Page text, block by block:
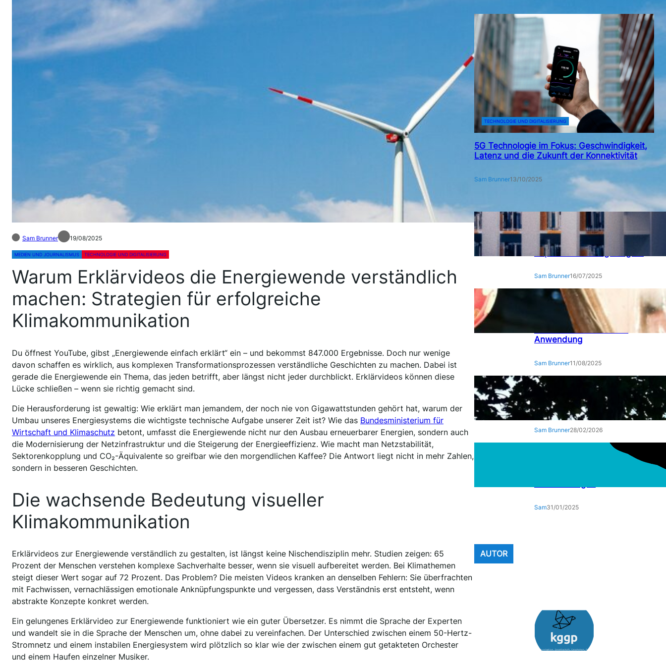
Sam Brunner 19/08/2025
MEDIEN UND JOURNALISMUS TECHNOLOGIE UND DIGITALISIERUNG
Warum Erklärvideos die Energiewende verständlich
machen: Strategien für erfolgreiche
Klimakommunikation
Du öffnest YouTube, gibst „Energiewende einfach erklärt“ ein – und bekommst 847.000 Ergebnisse. Doch nur wenige
davon schaffen es wirklich, aus komplexen Transformationsprozessen verständliche Geschichten zu machen. Dabei ist
gerade die Energiewende ein Thema, das jeden betrifft, aber längst nicht jeder durchblickt. Erklärvideos können diese
Lücke schließen – wenn sie richtig gemacht sind.
Die Herausforderung ist gewaltig: Wie erklärt man jemandem, der noch nie von Gigawattstunden gehört hat, warum der
Umbau unseres Energiesystems die wichtigste technische Aufgabe unserer Zeit ist? Wie das Bundesministerium für
Wirtschaft und Klimaschutz betont, umfasst die Energiewende nicht nur den Ausbau erneuerbarer Energien, sondern auch
die Modernisierung der Netzinfrastruktur und die Steigerung der Energieeffizienz. Wie macht man Netzstabilität,
Sektorenkopplung und CO₂-Äquivalente so greifbar wie den morgendlichen Kaffee? Die Antwort liegt nicht in mehr Zahlen,
sondern in besseren Geschichten.
Die wachsende Bedeutung visueller
Klimakommunikation
Erklärvideos zur Energiewende verständlich zu gestalten, ist längst keine Nischendisziplin mehr. Studien zeigen: 65
Prozent der Menschen verstehen komplexe Sachverhalte besser, wenn sie visuell aufbereitet werden. Bei Klimathemen
steigt dieser Wert sogar auf 72 Prozent. Das Problem? Die meisten Videos kranken an denselben Fehlern: Sie überfrachten
mit Fachwissen, vernachlässigen emotionale Anknüpfungspunkte und vergessen, dass Verständnis erst entsteht, wenn
abstrakte Konzepte konkret werden.
Ein gelungenes Erklärvideo zur Energiewende funktioniert wie ein guter Übersetzer. Es nimmt die Sprache der Experten
und wandelt sie in die Sprache der Menschen um, ohne dabei zu vereinfachen. Der Unterschied zwischen einem 50-Hertz-
Stromnetz und einem instabilen Energiesystem wird plötzlich so klar wie der zwischen einem gut getakteten Orchester
und einem Haufen einzelner Musiker.
TECHNOLOGIE UND DIGITALISIERUNG
5G Technologie im Fokus: Geschwindigkeit,
Latenz und die Zukunft der Konnektivität
Sam Brunner13/10/2025
Analyseseiten erfolgreich
optimieren: Wie Sie die
Sichtbarkeit für Studien und
Reports nachhaltig steigern
Sam Brunner16/07/2025
Chinesisches Horoskop
verstehen: 12
Tierkreiszeichen zwischen
Tradition und moderner
Anwendung
Sam Brunner11/08/2025
Der digitale Unternehmer –
Zwischen Algorithmus und
Ambition
Sam Brunner28/02/2026
Die Auswirkungen des
Klimawandels auf den Alltag:
Sam31/01/2025
AUTOR